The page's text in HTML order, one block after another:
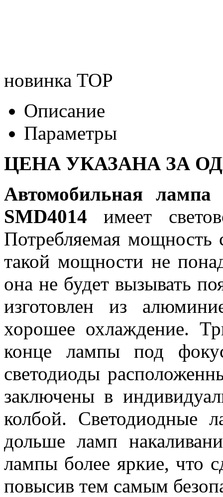
новинка TOP
Описание
Параметры
ЦЕНА УКАЗАНА ЗА
Автомобильная
SMD4014имеет
Потребляемая мощность
такой мощности не
она не будет вызывать
изготовлен из
хорошее охлаждение.
конце лампы под
светодиоды
заключены в
колбой. Светодиодные
дольше ламп
лампы более яркие, что
повысив тем самым